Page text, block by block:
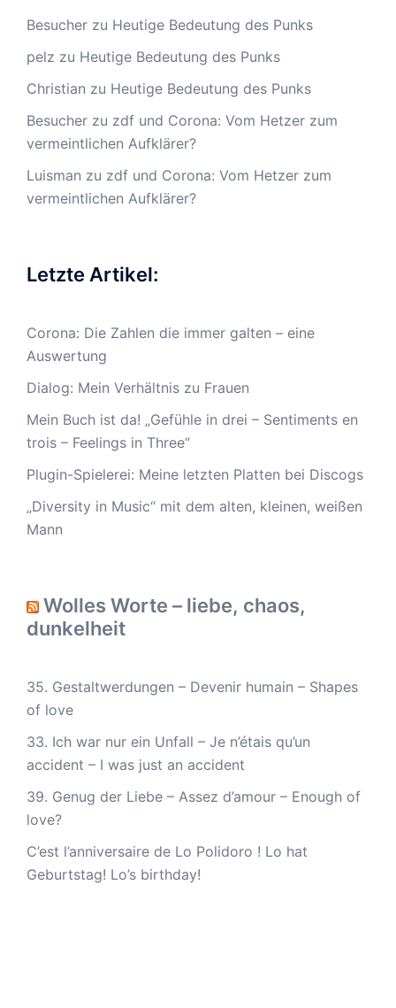
Besucher zu Heutige Bedeutung des Punks
pelz zu Heutige Bedeutung des Punks
Christian zu Heutige Bedeutung des Punks
Besucher zu zdf und Corona: Vom Hetzer zum
vermeintlichen Aufklärer?
Luisman zu zdf und Corona: Vom Hetzer zum
vermeintlichen Aufklärer?
Letzte Artikel:
Corona: Die Zahlen die immer galten – eine
Auswertung
Dialog: Mein Verhältnis zu Frauen
Mein Buch ist da! „Gefühle in drei – Sentiments en
trois – Feelings in Three“
Plugin-Spielerei: Meine letzten Platten bei Discogs
„Diversity in Music“ mit dem alten, kleinen, weißen
Mann
Wolles Worte – liebe, chaos,
dunkelheit
35. Gestaltwerdungen – Devenir humain – Shapes
of love
33. Ich war nur ein Unfall – Je n’étais qu’un
accident – I was just an accident
39. Genug der Liebe – Assez d’amour – Enough of
love?
C’est l’anniversaire de Lo Polidoro ! Lo hat
Geburtstag! Lo’s birthday!